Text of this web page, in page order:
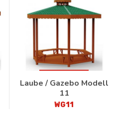
Laube / Gazebo Modell
11
WG11